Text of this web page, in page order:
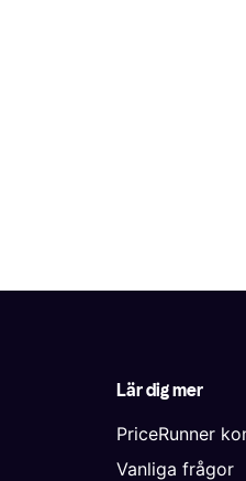
Lär dig mer
PriceRunner
Vanliga frågor